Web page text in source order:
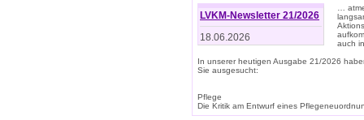
LVKM-Newsletter 21/2026
18.06.2026
…
auch
In unserer heutigen Ausgabe 21/2026
Sie ausgesucht:
Pflege
Die Kritik am Entwurf eines